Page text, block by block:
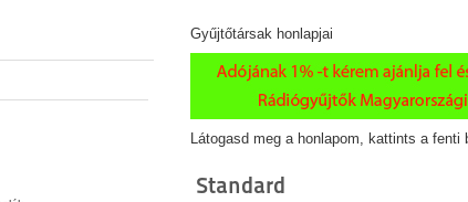
Gyűjtőtársak honlapjai
Látogasd meg a honlapom, kattints a fenti
Standard